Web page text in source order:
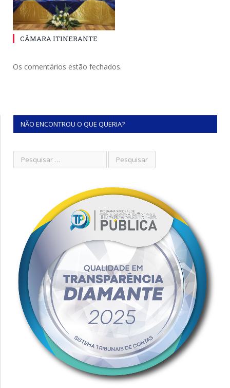
CÂMARA ITINERANTE
Os comentários estão fechados.
NÃO ENCONTROU O QUE QUERIA?